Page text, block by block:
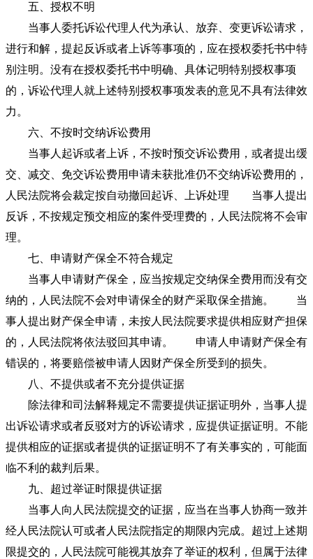
五、授权不明
当事人委托诉讼代理人代为承认、放弃、变更诉讼请求，
进行和解，提起反诉或者上诉等事项的，应在授权委托书中特
别注明。没有在授权委托书中明确、具体记明特别授权事项
的，诉讼代理人就上述特别授权事项发表的意见不具有法律效
力。
六、不按时交纳诉讼费用
当事人起诉或者上诉，不按时预交诉讼费用，或者提出缓
交、减交、免交诉讼费用申请未获批准仍不交纳诉讼费用的，
人民法院将会裁定按自动撤回起诉、上诉处理 当事人提出
反诉，不按规定预交相应的案件受理费的，人民法院将不会审
理。
七、申请财产保全不符合规定
当事人申请财产保全，应当按规定交纳保全费用而没有交
纳的，人民法院不会对申请保全的财产采取保全措施。 当
事人提出财产保全申请，未按人民法院要求提供相应财产担保
的，人民法院将依法驳回其申请。 申请人申请财产保全有
错误的，将要赔偿被申请人因财产保全所受到的损失。
八、不提供或者不充分提供证据
除法律和司法解释规定不需要提供证据证明外，当事人提
出诉讼请求或者反驳对方的诉讼请求，应提供证据证明。不能
提供相应的证据或者提供的证据证明不了有关事实的，可能面
临不利的裁判后果。
九、超过举证时限提供证据
当事人向人民法院提交的证据，应当在当事人协商一致并
经人民法院认可或者人民法院指定的期限内完成。超过上述期
限提交的，人民法院可能视其放弃了举证的权利，但属于法律